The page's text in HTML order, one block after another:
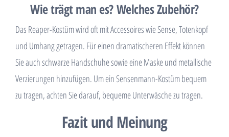
Wie trägt man es? Welches Zubehör?
Das Reaper-Kostüm wird oft mit Accessoires wie Sense, Totenkopf
und Umhang getragen. Für einen dramatischeren Effekt können
Sie auch schwarze Handschuhe sowie eine Maske und metallische
Verzierungen hinzufügen. Um ein Sensenmann-Kostüm bequem
zu tragen, achten Sie darauf, bequeme Unterwäsche zu tragen.
Fazit und Meinung